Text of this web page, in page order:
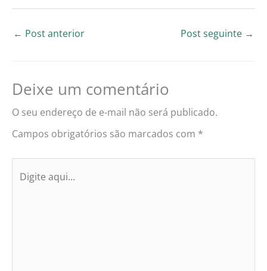
← Post anterior Post seguinte →
Deixe um comentário
O seu endereço de e-mail não será publicado.
Campos obrigatórios são marcados com *